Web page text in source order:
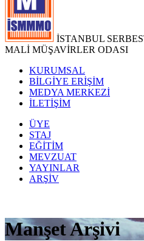
İSTANBUL
MALİ MÜŞAVİRLER ODASI
KURUMSAL
BİLGİYE ERİŞİM
MEDYA MERKEZİ
İLETİŞİM
ÜYE
STAJ
EĞİTİM
MEVZUAT
YAYINLAR
ARŞİV
Manşet Arşivi